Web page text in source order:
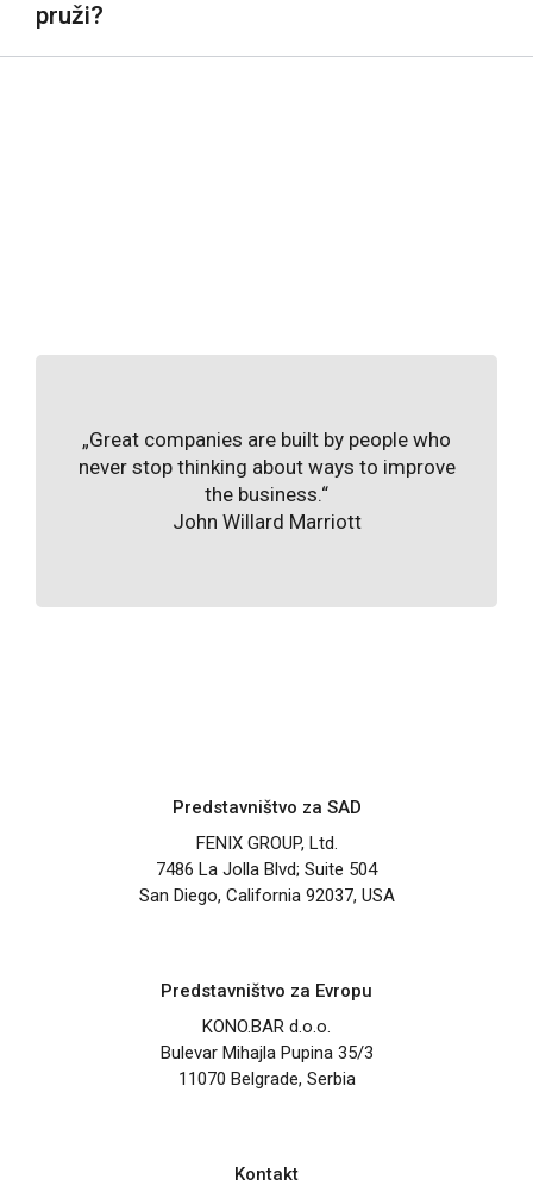
pruži?
„Great companies are built by people who
never stop thinking about ways to improve
the business.“
John Willard Marriott
Predstavništvo za SAD
FENIX GROUP, Ltd.
7486 La Jolla Blvd; Suite 504
San Diego, California 92037, USA
Predstavništvo za Evropu
KONO.BAR d.o.o.
Bulevar Mihajla Pupina 35/3
11070 Belgrade, Serbia
Kontakt